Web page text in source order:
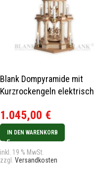
Blank Dompyramide mit
Kurzrockengeln elektrisch
1.045,00 €
IN DEN WARENKORB
inkl. 19 % MwSt.
zzgl. Versandkosten